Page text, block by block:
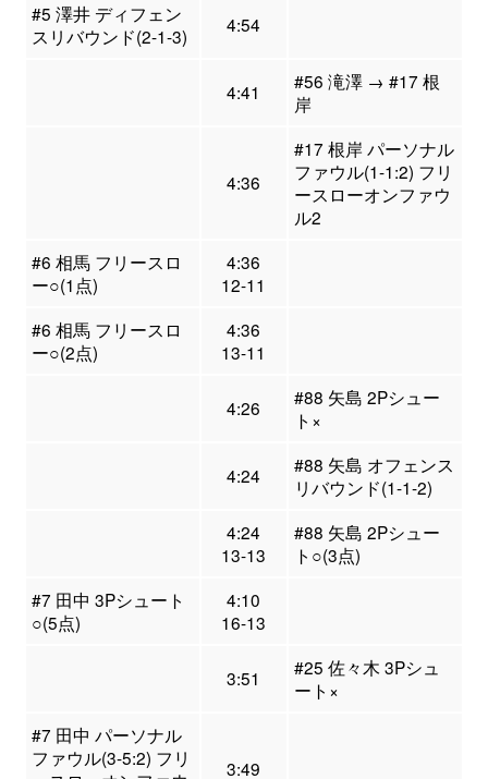
#5 澤井 ディフェン
スリバウンド(2-1-3)
4:54
4:41
#56 滝澤 → #17 根
岸
4:36
#17 根岸 パーソナル
ファウル(1-1:2) フリ
ースローオンファウ
ル2
#6 相馬 フリースロ
ー○(1点)
4:36
12-11
#6 相馬 フリースロ
ー○(2点)
4:36
13-11
4:26
#88 矢島 2Pシュー
ト×
4:24
#88 矢島 オフェンス
リバウンド(1-1-2)
4:24
13-13
#88 矢島 2Pシュー
ト○(3点)
#7 田中 3Pシュート
○(5点)
4:10
16-13
3:51
#25 佐々木 3Pシュ
ート×
#7 田中 パーソナル
ファウル(3-5:2) フリ
3:49